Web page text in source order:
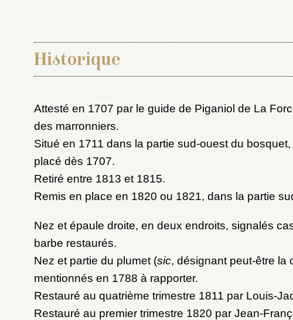
Historique
Attesté en 1707 par le guide de Piganiol de La
des marronniers.
Situé en 1711 dans la partie sud-ouest du
placé dès 1707.
Retiré entre 1813 et 1815.
Remis en place en 1820 ou 1821, dans la partie
Nez et épaule droite, en deux endroits, signalés
barbe restaurés.
Nez et partie du plumet (sic, désignant peut-être la
mentionnés en 1788 à rapporter.
Restauré au quatrième trimestre 1811 par Louis-
Restauré au premier trimestre 1820 par Jean-
Valider
Nouveau dossier
Créer et ajouter
Mot de passe
Envoyer